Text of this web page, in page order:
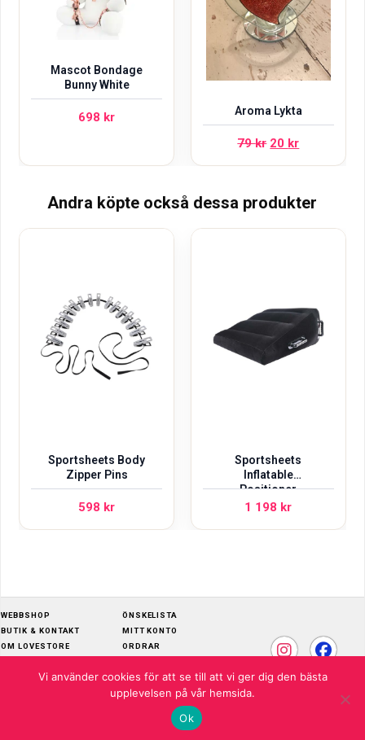
Mascot Bondage
Bunny White
698 kr Aroma Lykta
79kr Det
ursprungliga
var:
20 krDet
nuvarande
är:
Andra köpte också dessa produkter
Sportsheets Body
Zipper Pins
598 kr
Sportsheets
Inflatable
Positioner
1 198 kr
WEBBSHOP
BUTIK & KONTAKT
OM LOVESTORE
KÖPVILLKOR
ÖNSKELISTA
MITT KONTO
ORDRAR
KONTOUPPGIFTER
Vi använder cookies för att se till att vi ger dig den bästa
upplevelsen på vår hemsida.
Ok